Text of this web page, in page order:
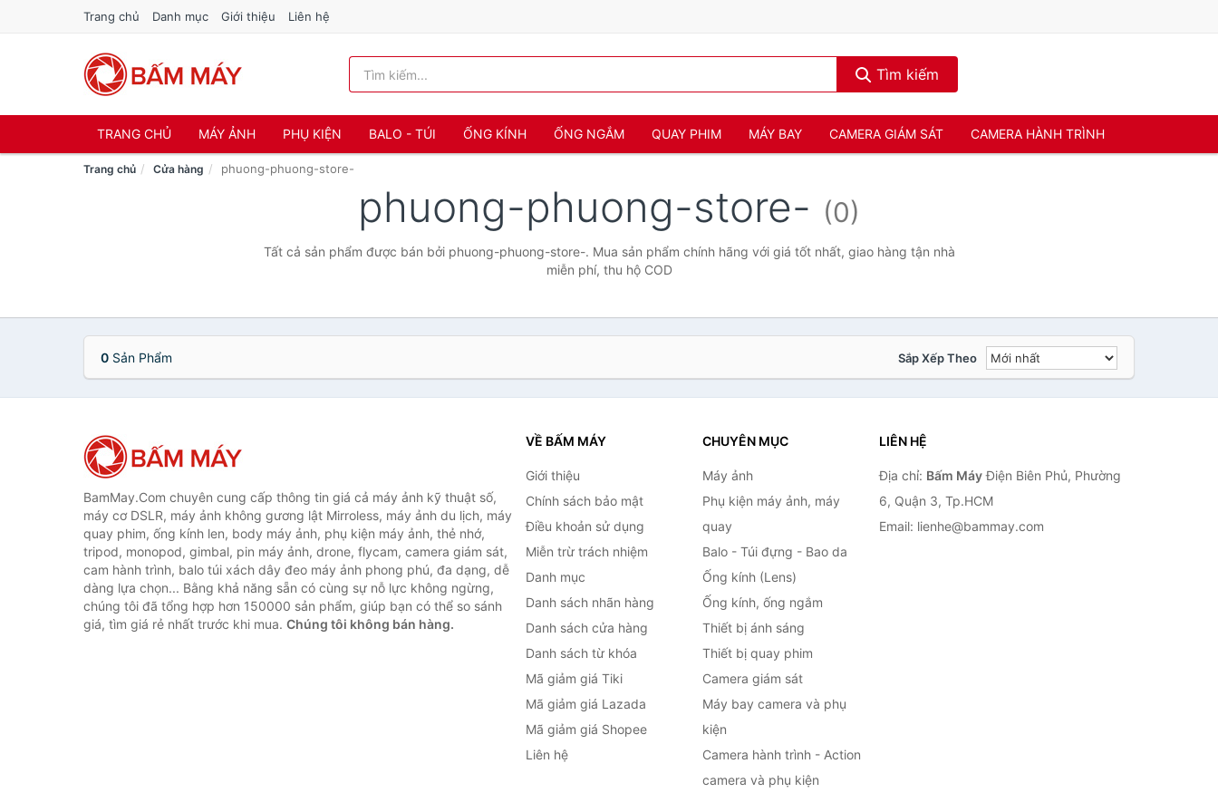
Trang chủ Danh mục Giới thiệu Liên hệ
Tìm kiếm
TRANG CHỦ MÁY ẢNH PHỤ KIỆN BALO - TÚI ỐNG KÍNH ỐNG NGẮM QUAY PHIM MÁY BAY CAMERA GIÁM SÁT CAMERA HÀNH TRÌNH
Trang chủ Cửa hàng phuong-phuong-store-
phuong-phuong-store- (0)
Tất cả sản phẩm được bán bởi phuong-phuong-store-. Mua sản phẩm chính hãng với giá tốt nhất, giao hàng tận nhà
miễn phí, thu hộ COD
0 Sản Phẩm Sắp Xếp Theo
BamMay.Com chuyên cung cấp thông tin giá cả máy ảnh kỹ thuật số,
máy cơ DSLR, máy ảnh không gương lật Mirroless, máy ảnh du lịch, máy
quay phim, ống kính len, body máy ảnh, phụ kiện máy ảnh, thẻ nhớ,
tripod, monopod, gimbal, pin máy ảnh, drone, flycam, camera giám sát,
cam hành trình, balo túi xách dây đeo máy ảnh phong phú, đa dạng, dễ
dàng lựa chọn... Bằng khả năng sẵn có cùng sự nỗ lực không ngừng,
chúng tôi đã tổng hợp hơn 150000 sản phẩm, giúp bạn có thể so sánh
giá, tìm giá rẻ nhất trước khi mua. Chúng tôi không bán hàng.
VỀ BẤM MÁY
Giới thiệu
Chính sách bảo mật
Điều khoản sử dụng
Miễn trừ trách nhiệm
Danh mục
Danh sách nhãn hàng
Danh sách cửa hàng
Danh sách từ khóa
Mã giảm giá Tiki
Mã giảm giá Lazada
Mã giảm giá Shopee
Liên hệ
CHUYÊN MỤC
Máy ảnh
Phụ kiện máy ảnh, máy
quay
Balo - Túi đựng - Bao da
Ống kính (Lens)
Ống kính, ống ngắm
Thiết bị ánh sáng
Thiết bị quay phim
Camera giám sát
Máy bay camera và phụ
kiện
Camera hành trình - Action
camera và phụ kiện
LIÊN HỆ
Địa chỉ: Bấm MáyĐiện Biên Phủ, Phường
6, Quận 3, Tp.HCM
Email: lienhe@bammay.com